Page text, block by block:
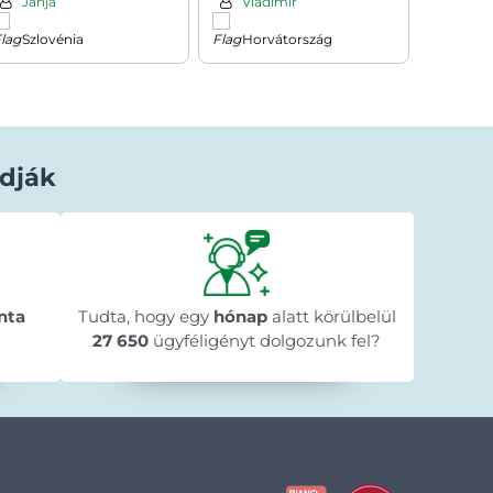
Szlovénia Horvátország
Béla Horváth
1 nappal ezelőtt
★★★★★
★★★★★
★★★★★
"Gyorsan megérkezett a megrendelt
termék."
Tudta, hogy egy hónapalatt körülbelül
27 650 ügyféligényt dolgozunk fel?